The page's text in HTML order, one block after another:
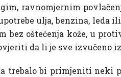
ravnomjernim
ulja, benzina, leda
bez oštećenja kože, u
da li je sve izvučeno
trebalo bi primjeniti